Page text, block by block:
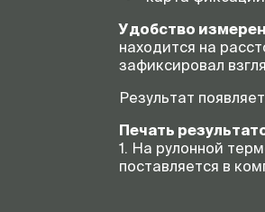
Удобство
находится на
зафиксировал
Результат
Печать
1. На рулонной
поставляется в